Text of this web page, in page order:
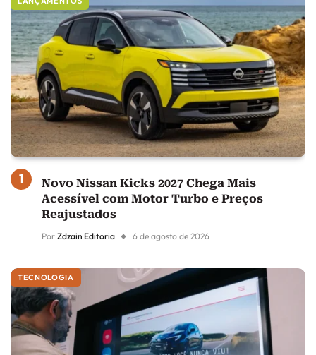
Novo Nissan Kicks 2027 Chega Mais
Acessível com Motor Turbo e Preços
Reajustados
Por Zdzain Editoria 6 de agosto de 2026
TECNOLOGIA